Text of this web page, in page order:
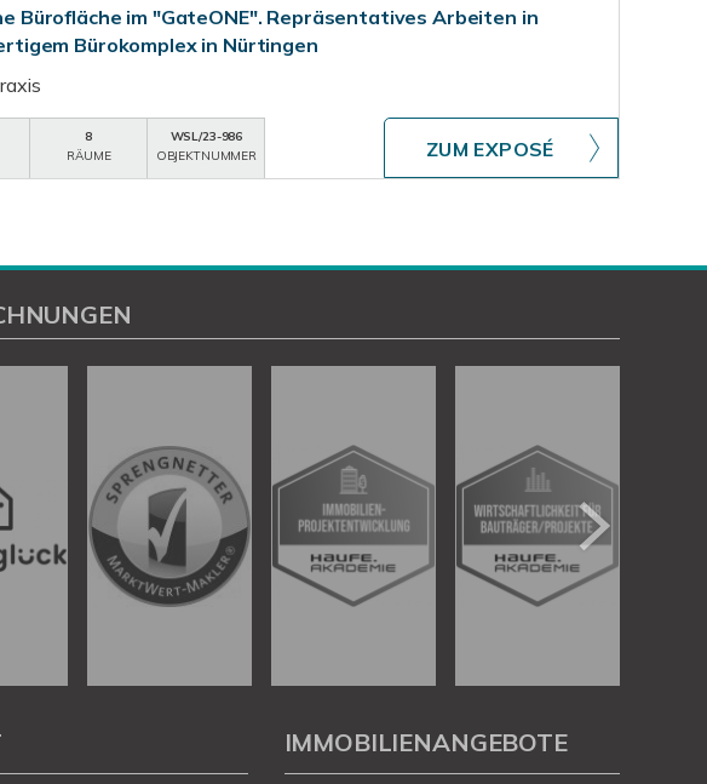
Bürofläche im "GateONE". Repräsentatives Arbeiten in
Bürokomplex in Nürtingen
8
RÄUME
WSL/23-986
OBJEKTNUMMER
ZUM EXPOSÉ
IMMOBILIENANGEBOTE